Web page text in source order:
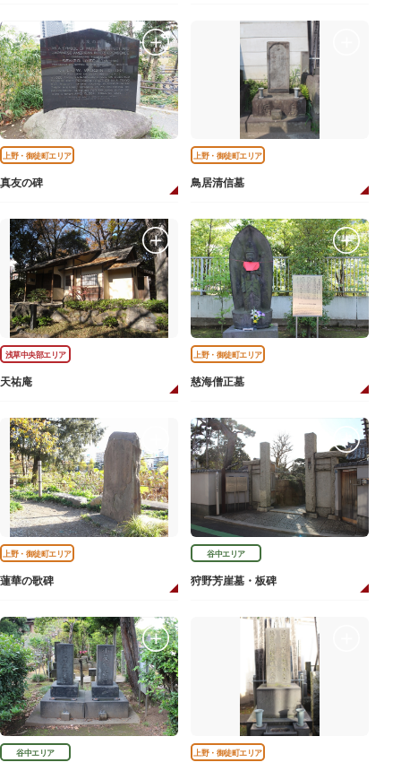
上野・御徒町エリア
真友の碑
上野・御徒町エリア
鳥居清信墓
浅草中央部エリア
天祐庵
上野・御徒町エリア
慈海僧正墓
上野・御徒町エリア
蓮華の歌碑
谷中エリア
狩野芳崖墓・板碑
谷中エリア 上野・御徒町エリア